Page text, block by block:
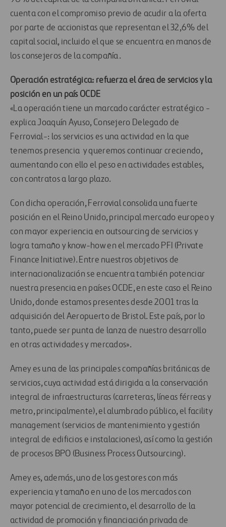
cuenta con el compromiso previo de acudir a la oferta
por parte de accionistas que representan el 32,6% del
capital social, incluido el que se encuentra en manos de
los consejeros de la compañía.
Operación estratégica: refuerza el área de servicios y la
posición en un país OCDE
«La operación tiene un marcado carácter estratégico -
explica Joaquín Ayuso, Consejero Delegado de
Ferrovial-: los servicios es una actividad en la que
tenemos presencia y queremos continuar creciendo,
aumentando con ello el peso en actividades estables,
con contratos a largo plazo.
Con dicha operación, Ferrovial consolida una fuerte
posición en el Reino Unido, principal mercado europeo y
con mayor experiencia en outsourcing de servicios y
logra tamaño y know-how en el mercado PFI (Private
Finance Initiative). Entre nuestros objetivos de
internacionalización se encuentra también potenciar
nuestra presencia en países OCDE, en este caso el Reino
Unido, donde estamos presentes desde 2001 tras la
adquisición del Aeropuerto de Bristol. Este país, por lo
tanto, puede ser punta de lanza de nuestro desarrollo
en otras actividades y mercados».
Amey es una de las principales compañías británicas de
servicios, cuya actividad está dirigida a la conservación
integral de infraestructuras (carreteras, líneas férreas y
metro, principalmente), el alumbrado público, el facility
management (servicios de mantenimiento y gestión
integral de edificios e instalaciones), así como la gestión
de procesos BPO (Business Process Outsourcing).
Amey es, además, uno de los gestores con más
experiencia y tamaño en uno de los mercados con
mayor potencial de crecimiento, el desarrollo de la
actividad de promoción y financiación privada de